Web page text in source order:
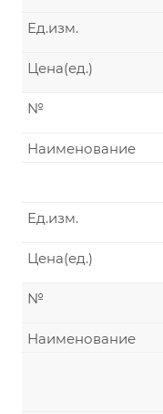
Ед.изм.
Цена(ед.)
№
Наименование
Ед.изм.
Цена(ед.)
№
Наименование